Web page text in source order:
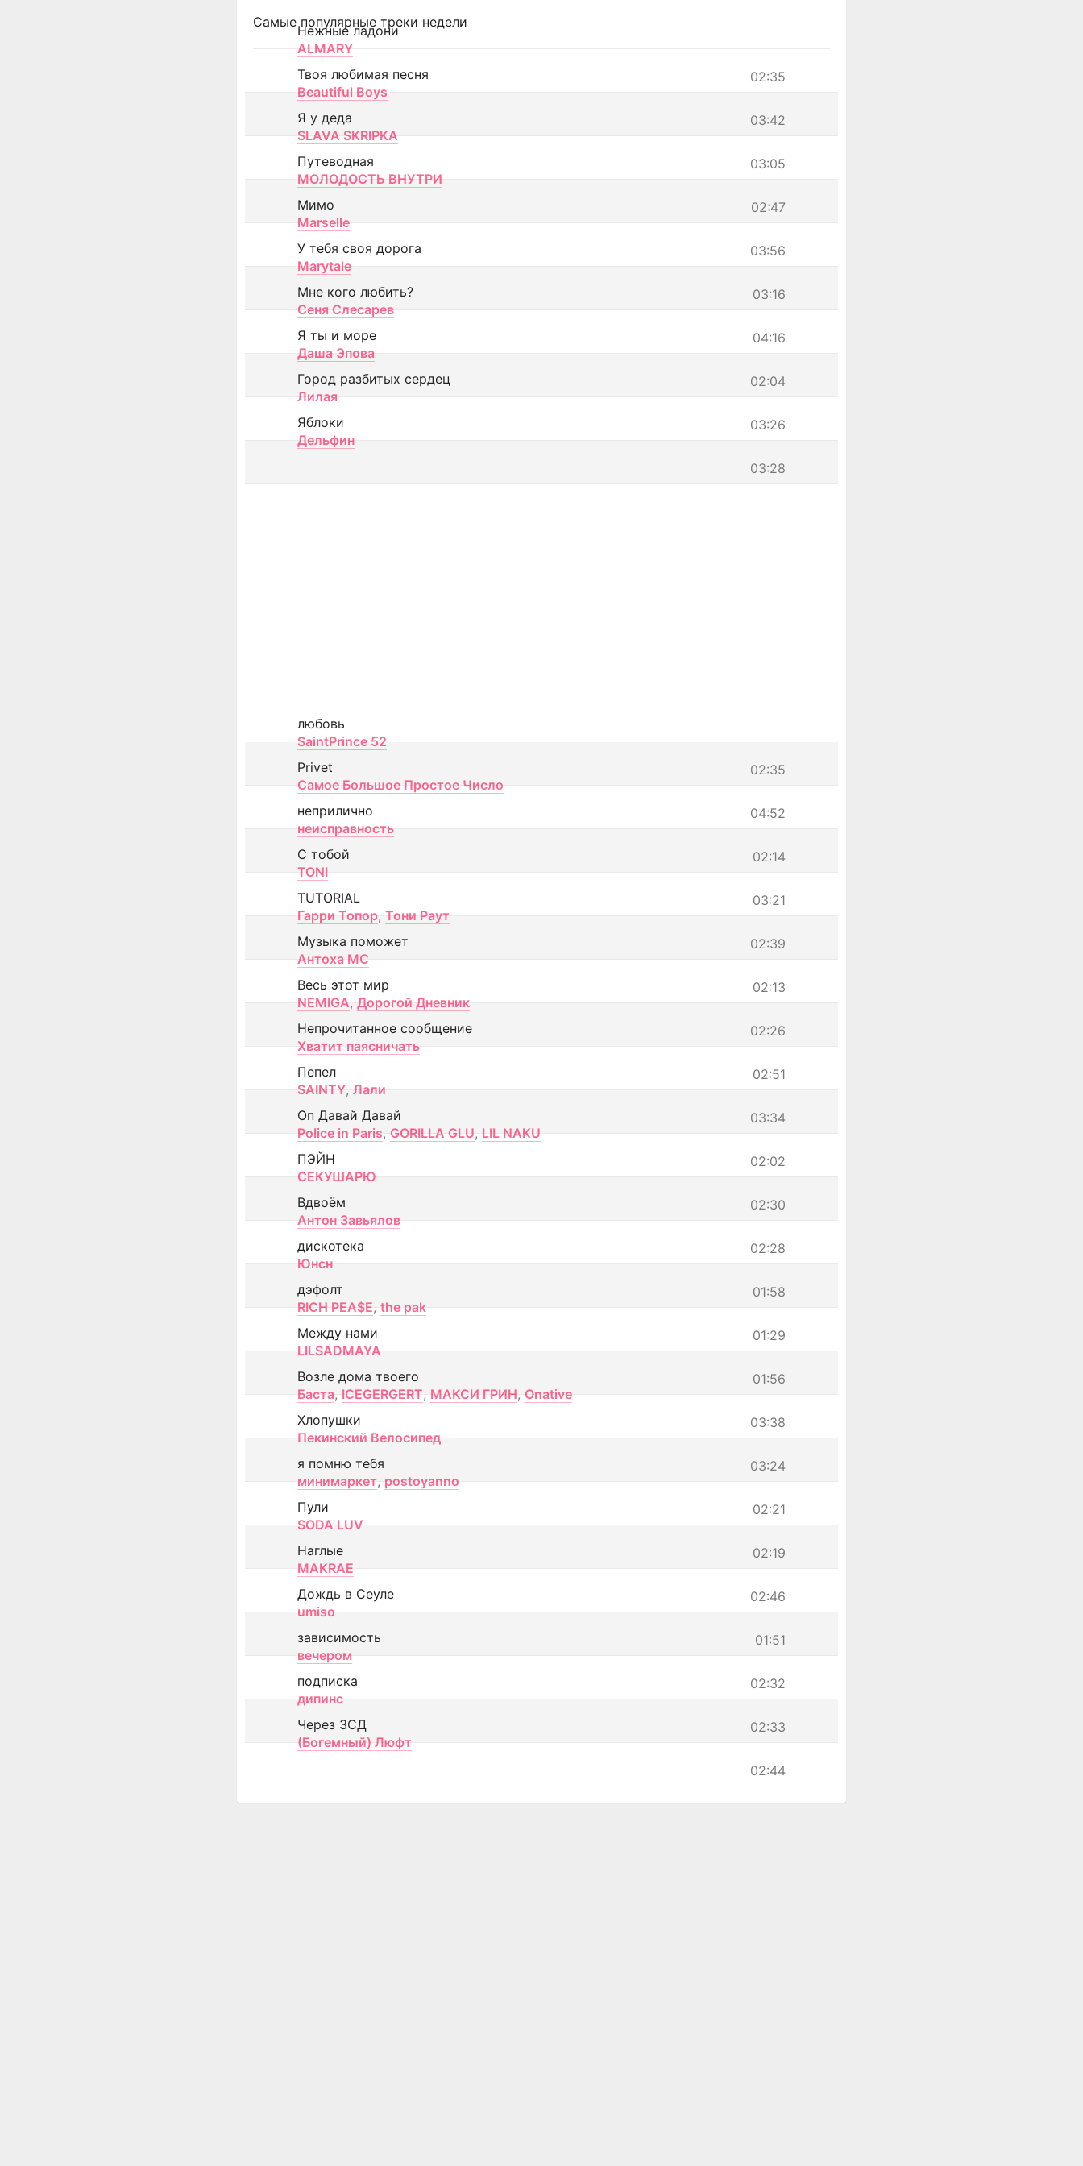
Самые популярные треки недели
Нежные ладони
ALMARY
02:35
Твоя любимая песня
Beautiful Boys
03:42
Я у деда
SLAVA SKRIPKA
03:05
Путеводная
МОЛОДОСТЬ ВНУТРИ
02:47
Мимо
Marselle
03:56
У тебя своя дорога
Marytale
03:16
Мне кого любить?
Сеня Слесарев
04:16
Я ты и море
Даша Эпова
02:04
Город разбитых сердец
Лилая
03:26
Яблоки
Дельфин
03:28
любовь
SaintPrince 52
02:35
Privet
Самое Большое Простое Число
04:52
неприлично
неисправность
02:14
С тобой
TONI
03:21
TUTORIAL
Гарри Топор, Тони Раут
02:39
Музыка поможет
Антоха МС
02:13
Весь этот мир
NEMIGA, Дорогой Дневник
02:26
Непрочитанное сообщение
Хватит паясничать
02:51
Пепел
SAINTY, Лали
03:34
Оп Давай Давай
Police in Paris, GORILLA GLU, LIL NAKU
02:02
ПЭЙН
СЕКУШАРЮ
02:30
Вдвоём
Антон Завьялов
02:28
дискотека
Юнсн
01:58
дэфолт
RICH PEA$E, the pak
01:29
Между нами
LILSADMAYA
01:56
Возле дома твоего
Баста, ICEGERGERT, МАКСИ ГРИН, Onative
03:38
Хлопушки
Пекинский Велосипед
03:24
я помню тебя
минимаркет, postoyanno
02:21
Пули
SODA LUV
02:19
Наглые
MAKRAE
02:46
Дождь в Сеуле
umiso
01:51
зависимость
вечером
02:32
подписка
дипинс
02:33
Через ЗСД
(Богемный) Люфт
02:44